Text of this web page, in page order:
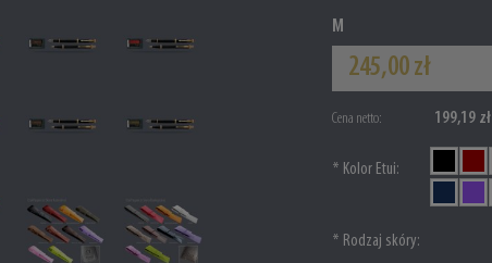
M
245,00 zł
Cena netto: 199,19 zł
* Kolor Etui:
* Rodzaj skóry: